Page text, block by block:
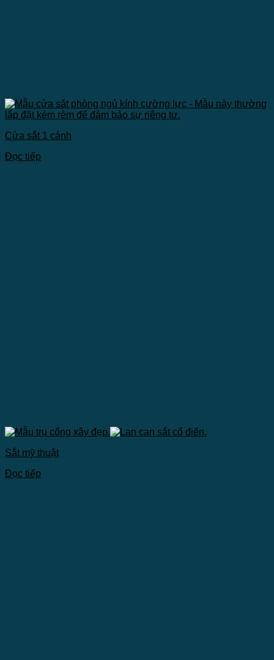
Cửa sắt 1 cánh
Đọc tiếp
Sắt mỹ thuật
Đọc tiếp